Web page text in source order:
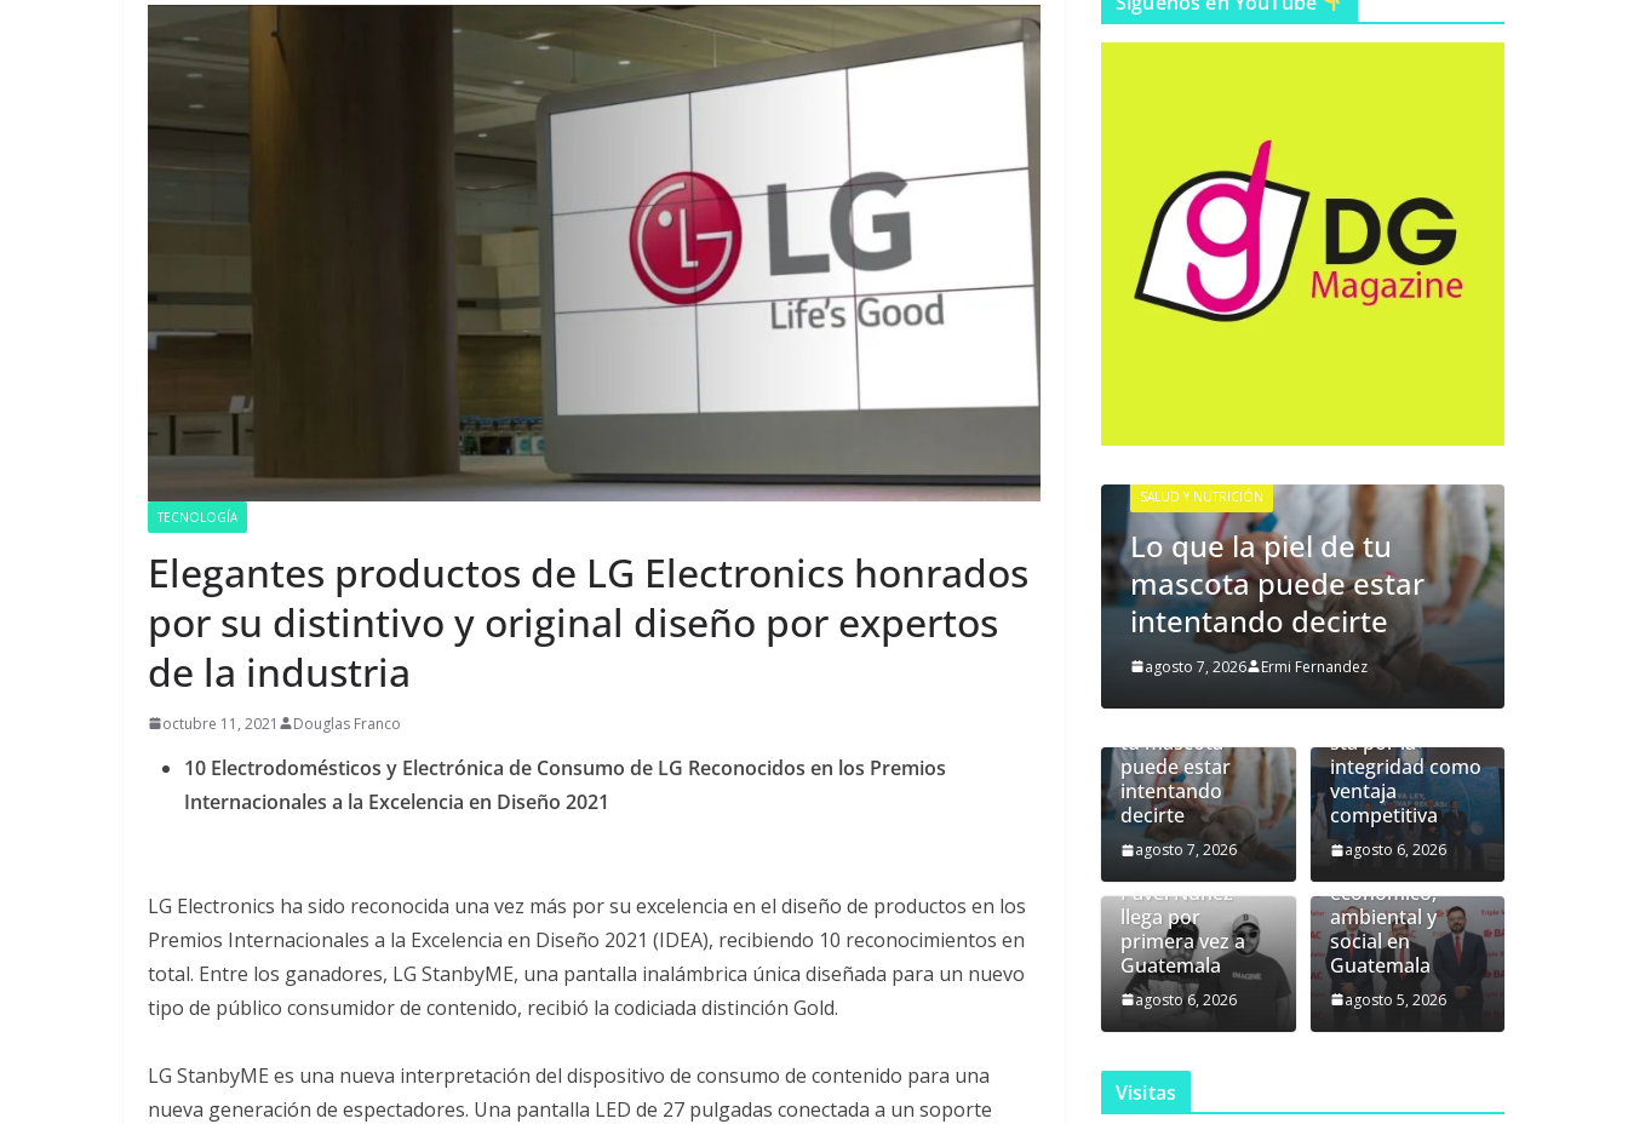
TECNOLOGÍA
Elegantes productos de LG Electronics honrados
por su distintivo y original diseño por expertos
de la industria
octubre 11, 2021 Douglas Franco
10 Electrodomésticos y Electrónica de Consumo de LG Reconocidos en los Premios
Internacionales a la Excelencia en Diseño 2021
LG Electronics ha sido reconocida una vez más por su excelencia en el diseño de productos en los
Premios Internacionales a la Excelencia en Diseño 2021 (IDEA), recibiendo 10 reconocimientos en
total. Entre los ganadores, LG StanbyME, una pantalla inalámbrica única diseñada para un nuevo
tipo de público consumidor de contenido, recibió la codiciada distinción Gold.
LG StanbyME es una nueva interpretación del dispositivo de consumo de contenido para una
nueva generación de espectadores. Una pantalla LED de 27 pulgadas conectada a un soporte
EMPRESARIAL
BAC presenta sus
resultados 2025 y
económico, ambiental y
social en Guatemala
SALUD Y NUTRICIÓN
mascota puede estar
intentando decirte
de lavado:
Guatemala apuesta por
la integridad como
ventaja competitiva
agosto 6, 2026 Ermi Fernandez
tu mascota
puede estar
intentando
decirte
agosto 7, 2026
Nueva ley de
prevención de
sta por la
integridad como
ventaja
competitiva
agosto 6, 2026
Pavel Núñez
llega por
primera vez a
Guatemala
agosto 6, 2026
BAC presenta
sus resultados
2025 y amplía su
impacto
económico,
ambiental y
social en
Guatemala
agosto 5, 2026
Visitas